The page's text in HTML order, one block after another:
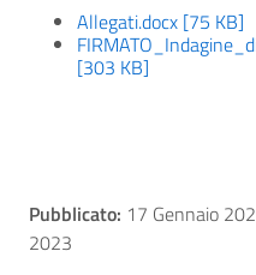
Allegati.docx [75 KB]
[303 KB]
Pubblicato: 17 Gennaio
2023